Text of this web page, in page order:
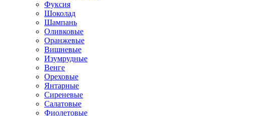
Фуксия
Шоколад
Шампань
Оливковые
Оранжевые
Вишневые
Изумрудные
Венге
Ореховые
Янтарные
Сиреневые
Салатовые
Фиолетовые